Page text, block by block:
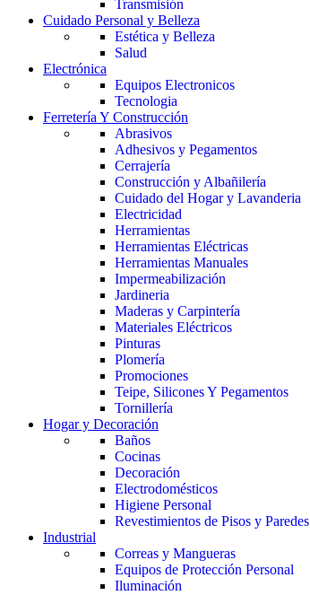
Transmisión
Cuidado Personal y Belleza
Estética y Belleza
Salud
Electrónica
Equipos Electronicos
Tecnologia
Ferretería Y Construcción
Abrasivos
Adhesivos y Pegamentos
Cerrajería
Construcción y Albañilería
Cuidado del Hogar y Lavanderia
Electricidad
Herramientas
Herramientas Eléctricas
Herramientas Manuales
Impermeabilización
Jardineria
Maderas y Carpintería
Materiales Eléctricos
Pinturas
Plomería
Promociones
Teipe, Silicones Y Pegamentos
Tornillería
Hogar y Decoración
Baños
Cocinas
Decoración
Electrodomésticos
Higiene Personal
Revestimientos de Pisos y Paredes
Industrial
Correas y Mangueras
Equipos de Protección Personal
Iluminación